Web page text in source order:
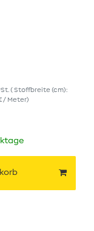
( Stoffbreite (cm):
/ Meter)